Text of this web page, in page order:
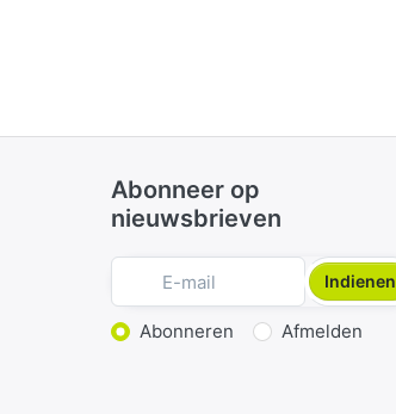
Abonneer op
nieuwsbrieven
Indienen
Actie kiezen
Abonneren Afmelden